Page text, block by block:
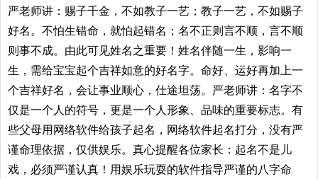
严老师讲：赐子千金，不如教子一艺；教子一艺，不如赐子
好名。不怕生错命，就怕起错名；名不正则言不顺，言不顺
则事不成。由此可见姓名之重要！姓名伴随一生，影响一
生，需给宝宝起个吉祥如意的好名字。命好、运好再加上一
个吉祥好名，会让事业顺心，仕途坦荡。严老师讲：名字不
仅是一个人的符号，更是一个人形象、品味的重要标志。有
些父母用网络软件给孩子起名，网络软件起名打分，没有严
谨命理依据，仅供娱乐。真心提醒各位家长：起名不是儿
戏，必须严谨认真！用娱乐玩耍的软件指导严谨的八字命